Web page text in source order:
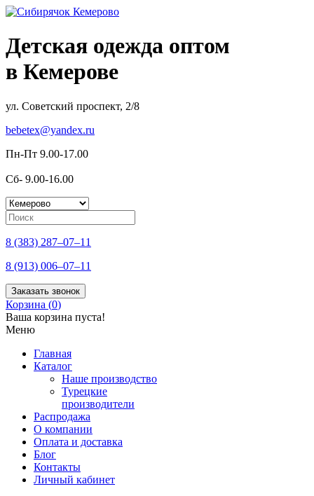
Детская одежда оптом
в Кемерове
ул. Советский проспект, 2/8
bebetex@yandex.ru
Пн-Пт 9.00-17.00
Сб- 9.00-16.00
8 (383) 287–07–11
8 (913) 006–07–11
Заказать звонок
Корзина (0)
Ваша корзина пуста!
Меню
Главная
Каталог
Наше производство
Турецкие
производители
Распродажа
О компании
Оплата и доставка
Блог
Контакты
Личный кабинет